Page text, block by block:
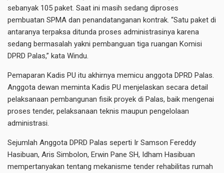
sebanyak 105 paket. Saat ini masih sedang diproses
pembuatan SPMA dan penandatanganan kontrak. “Satu paket di
antaranya terpaksa ditunda proses administrasinya karena
sedang bermasalah yakni pembanguan tiga ruangan Komisi
DPRD Palas,” kata Windu.
Pemaparan Kadis PU itu akhirnya memicu anggota DPRD Palas.
Anggota dewan meminta Kadis PU menjelaskan secara detail
pelaksanaan pembangunan fisik proyek di Palas, baik mengenai
proses tender, pelaksanaan teknis maupun pengelolaan
administrasi.
Sejumlah Anggota DPRD Palas seperti Ir Samson Fereddy
Hasibuan, Aris Simbolon, Erwin Pane SH, Idham Hasibuan
mempertanyakan tentang mekanisme tender rehabilitas rumah